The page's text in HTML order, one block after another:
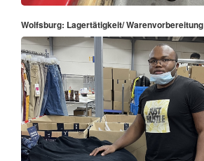
Wolfsburg: Lagertätigkeit/ Warenvorbereitung